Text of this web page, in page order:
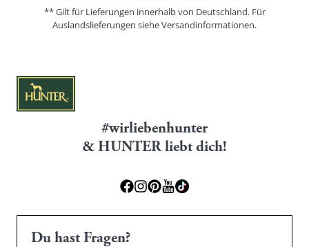
** Gilt für Lieferungen innerhalb von Deutschland. Für
Auslandslieferungen sieheVersandinformationen.
#wirliebenhunter
& HUNTER liebt dich!
Du hast Fragen?